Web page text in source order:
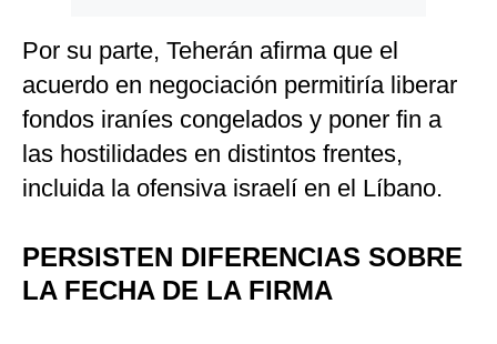
Por su parte, Teherán afirma que el
acuerdo en negociación permitiría liberar
fondos iraníes congelados y poner fin a
las hostilidades en distintos frentes,
incluida la ofensiva israelí en el Líbano.
PERSISTEN DIFERENCIAS SOBRE
LA FECHA DE LA FIRMA